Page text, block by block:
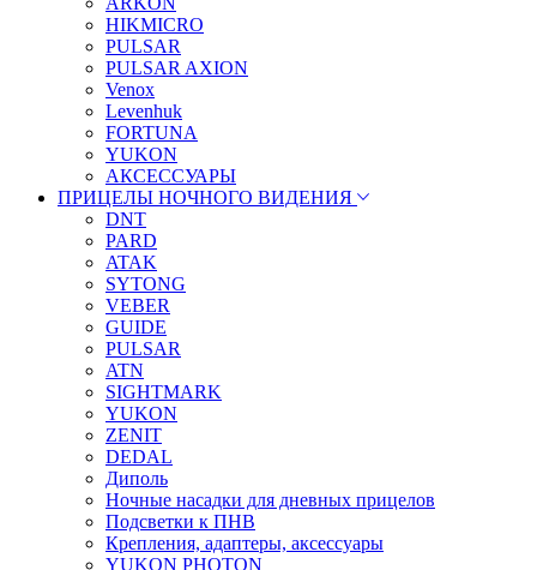
HIKMICRO
PULSAR
PULSAR AXION
Venox
Levenhuk
FORTUNA
YUKON
АКСЕССУАРЫ
ПРИЦЕЛЫ НОЧНОГО ВИДЕНИЯ
DNT
PARD
ATAK
SYTONG
VEBER
GUIDE
PULSAR
ATN
SIGHTMARK
YUKON
ZENIT
DEDAL
Диполь
Ночные насадки для дневных прицелов
Подсветки к ПНВ
Крепления, адаптеры, аксессуары
YUKON PHOTON